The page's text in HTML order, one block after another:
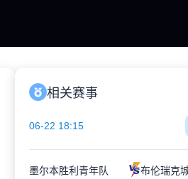
相关赛事
06-22 18:15
墨尔本胜利青年队 布伦瑞克